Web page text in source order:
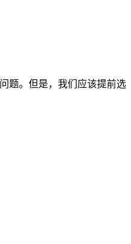
题。但是，我们应该提前选